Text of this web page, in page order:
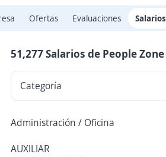
Ofertas Evaluaciones Salarios
51,277 Salarios de People Zone
Administración / Oficina
AUXILIAR